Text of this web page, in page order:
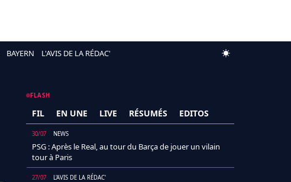
BAYERN L'AVIS DE LA RÉDAC'
FLASH
FIL EN UNE LIVE RÉSUMÉS EDITOS
30/07 NEWS
PSG : Après le Real, au tour du Barça de jouer un vilain
tour à Paris
27/07 L'AVIS DE LA RÉDAC'